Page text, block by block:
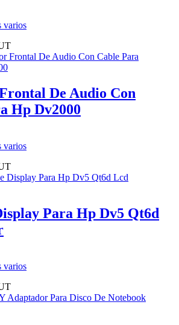
varios
De Audio Con
Hp Dv2000
varios
Para Hp Dv5 Qt6d
varios